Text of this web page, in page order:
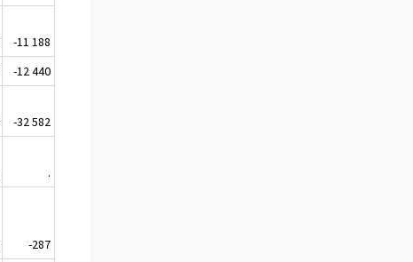
-11 188
-12 440
-32 582
.
-287